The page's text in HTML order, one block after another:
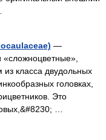
—
класса двудольных
головках,
Это
…